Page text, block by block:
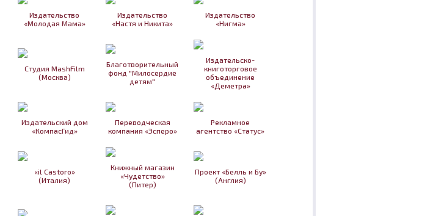
Издательство
«Молодая Мама»
Издательство
«Настя и Никита»
Издательство
«Нигма»
Студия MashFilm
(Москва)
Благотворительный
фонд "Милосердие
детям"
Издательско-
книготорговое
объединение
«Деметра»
Издательский дом
«КомпасГид»
Переводческая
компания «Эсперо»
Рекламное
агентство «Статус»
«il Castoro»
(Италия)
Книжный магазин
«Чудетство»
(Питер)
Проект «Белль и Бу»
(Англия)